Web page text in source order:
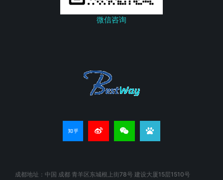
微信咨询
成都地址：中国 成都 青羊区东城根上街78号 建设大厦15层1510号